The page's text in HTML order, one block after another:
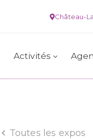
Château-
Activités
Toutes les expos